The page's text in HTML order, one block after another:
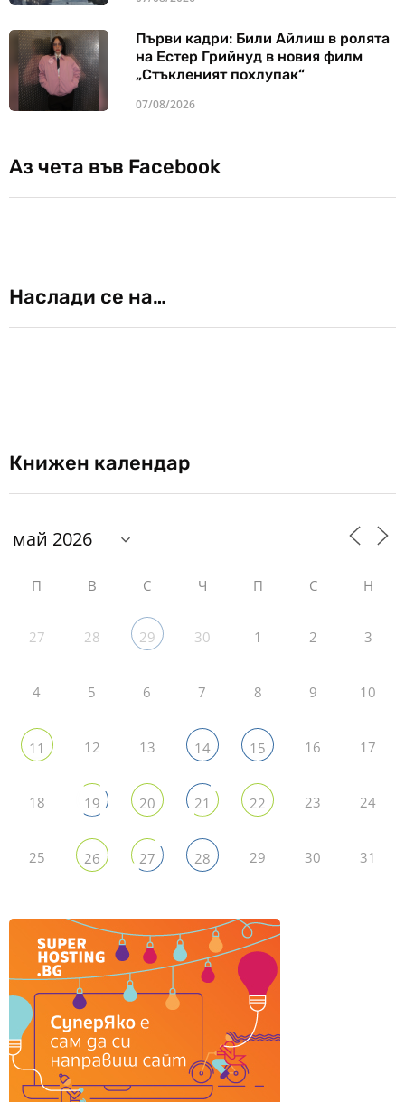
Първи кадри: Били Айлиш в ролята
на Естер Грийнуд в новия филм
„Стъкленият похлупак“
07/08/2026
Аз чета във Facebook
Наслади се на…
Книжен календар
П В С Ч П С Н
27 28 29 30 1 2 3
4 5 6 7 8 9 10
11 12 13 14 15 16 17
18 19 20 21 22 23 24
25 26 27 28 29 30 31